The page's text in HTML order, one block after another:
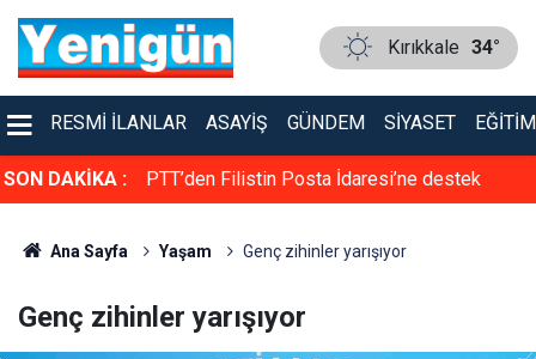
Kırıkkale 34°
RESMI İLANLAR ASAYIŞ GÜNDEM SIYASET EĞITIM
SON DAKİKA :
altına alma PTT’den Filistin Posta İdaresi’ne destek
Ana Sayfa Yaşam Genç zihinler yarışıyor
Genç zihinler yarışıyor